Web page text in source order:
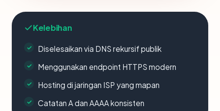
Kelebihan
Diselesaikan via DNS rekursif publik
Menggunakan endpoint HTTPS modern
Hosting di jaringan ISP yang mapan
Catatan A dan AAAA konsisten